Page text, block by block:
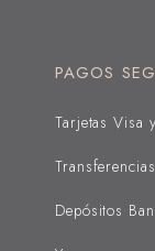
PAGOS
Tarjetas Visa
Depósitos